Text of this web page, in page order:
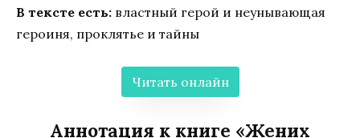
В тексте есть: властный герой и неунывающая
героиня, проклятье и тайны
Читать онлайн
Аннотация к книге «Жених